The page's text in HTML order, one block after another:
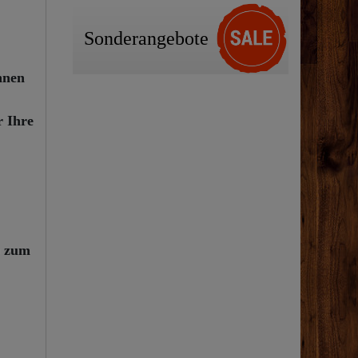
Ihre
zum
Sonderangebote